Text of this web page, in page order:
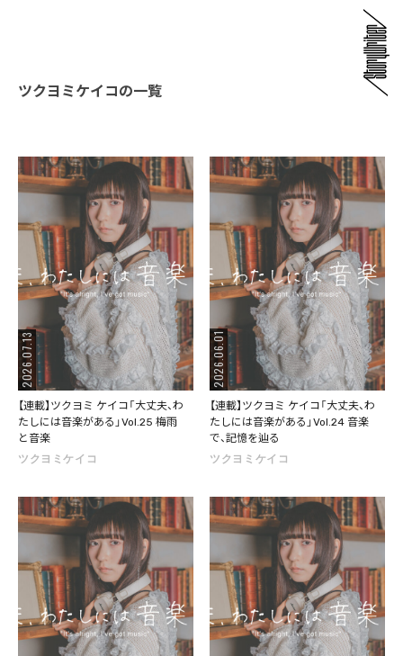
ツクヨミケイコの一覧
2026.07.13
【連載】ツクヨミ ケイコ「大丈夫、わ
たしには音楽がある」Vol.25 梅雨
と音楽
ツクヨミケイコ
2026.06.01
【連載】ツクヨミ ケイコ「大丈夫、わ
たしには音楽がある」Vol.24 音楽
で、記憶を辿る
ツクヨミケイコ